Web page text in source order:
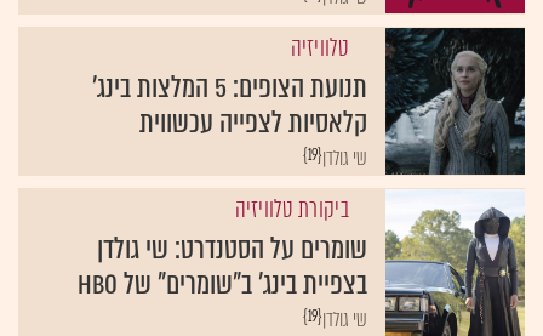
טלוויזיה
תנועת הצופים: 5 המלצות בינג'
קלאסיות לצפייה עכשווית
{19}שי גולדן
ביקורת טלוויזיה
שומרים על הסטנדרט: שי גולדן
בצפיית בינג' ב"שומרים" של HBO
{19}שי גולדן